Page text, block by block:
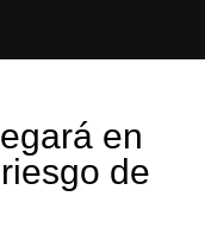
en
de